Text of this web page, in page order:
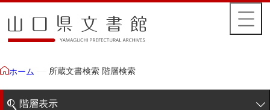
ホーム 所蔵文書検索 階層検索
階層表示